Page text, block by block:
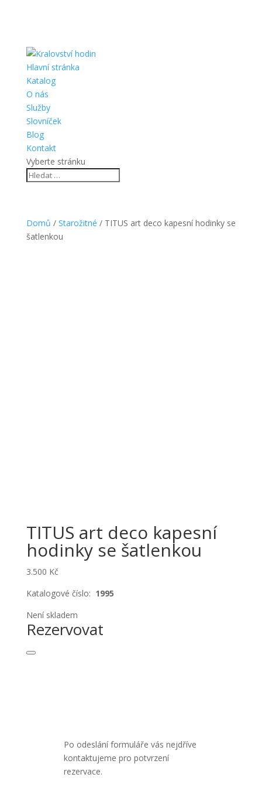
Hlavní stránka
Katalog
O nás
Služby
Slovníček
Blog
Kontakt
Vyberte stránku
Domů / Starožitné / TITUS art deco kapesní hodinky se
šatlenkou
TITUS art deco kapesní
hodinky se šatlenkou
3.500 Kč
Katalogové číslo: 1995
Není skladem
Rezervovat
Po odeslání formuláře vás nejdříve
kontaktujeme pro potvrzení
rezervace.